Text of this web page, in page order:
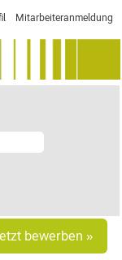
Mitarbeiteranmeldung
bewerben »